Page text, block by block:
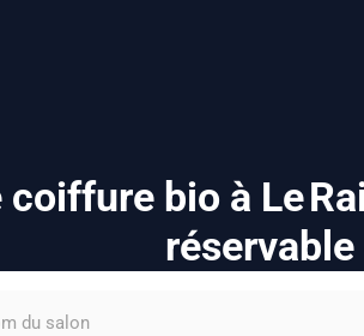
coiffure bio à Le
réservable